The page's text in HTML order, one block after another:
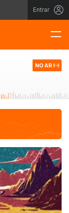
Entrar
NO AR